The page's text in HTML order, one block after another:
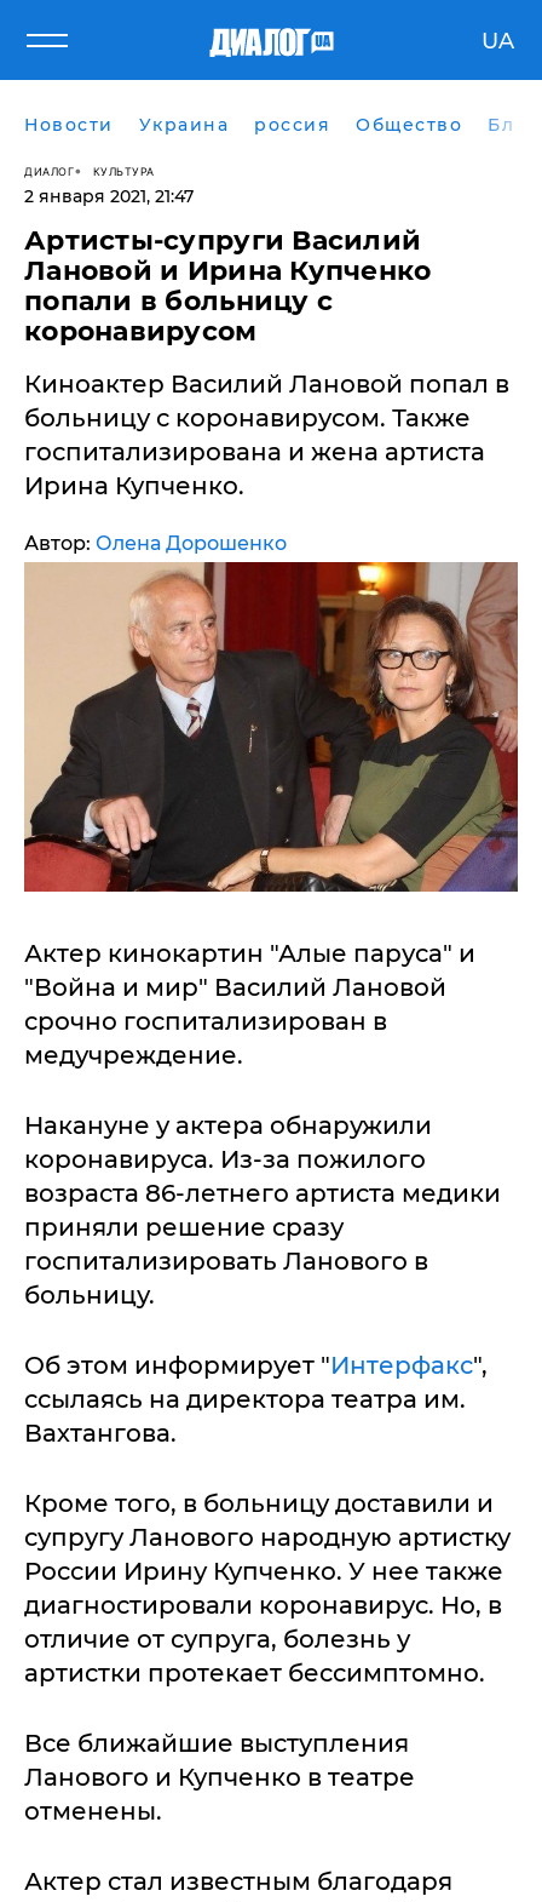
UA
Новости Украина россия Общество
ДИАЛОГ КУЛЬТУРА
2 января 2021, 21:47
Артисты-супруги Василий
Лановой и Ирина Купченко
попали в больницу с
коронавирусом
Киноактер Василий Лановой попал в
больницу с коронавирусом. Также
госпитализирована и жена артиста
Ирина Купченко.
Автор: Олена Дорошенко
Актер кинокартин "Алые паруса" и
"Война и мир" Василий Лановой
срочно госпитализирован в
медучреждение.
Накануне у актера обнаружили
коронавируса. Из-за пожилого
возраста 86-летнего артиста медики
приняли решение сразу
госпитализировать Ланового в
больницу.
Об этом информирует "Интерфакс",
ссылаясь на директора театра им.
Вахтангова.
Кроме того, в больницу доставили и
супругу Ланового народную артистку
России Ирину Купченко. У нее также
диагностировали коронавирус. Но, в
отличие от супруга, болезнь у
артистки протекает бессимптомно.
Все ближайшие выступления
Ланового и Купченко в театре
отменены.
Актер стал известным благодаря